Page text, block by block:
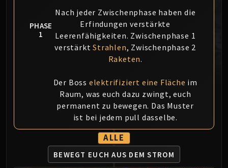
Feng the Accursed
Gara'jal the Spiritbinder
The Spirit Kings
Elegon
Imperial Vizier Zor'lok
Blade Lord Ta'yak
Garalon
Wind Lord Mel'jarak
Amber-Shaper Un'sok
Grand Empress Shek'zeer
Protectors of the Endless
PHASE
1
Nach jeder Zwischenphase haben die
Erfindungen verstärkte
Leerenfähigkeiten. Zwischenphase 1
verstärktStrahlen, Zwischenphase 2
Raketen.
Der Boss elektrifiziert eine Fläche im
Raum, was euch dazu zwingt, euch
permanent zu bewegen. Das Muster
ist bei jedem pull dasselbe.
ALLE
BEWEGT EUCH AUS DEM STROM